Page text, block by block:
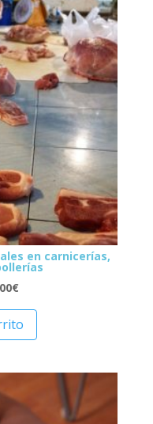
en carnicerías,
€